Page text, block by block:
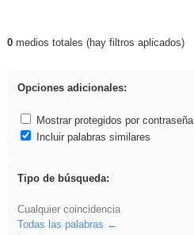
Resultados de: Novela
0medios totales (hay filtros aplicados)
Opciones adicionales:
Mostrar protegidos por contraseña
Incluir palabras similares
Tipo de búsqueda:
Cualquier coincidencia
Todas las palabras